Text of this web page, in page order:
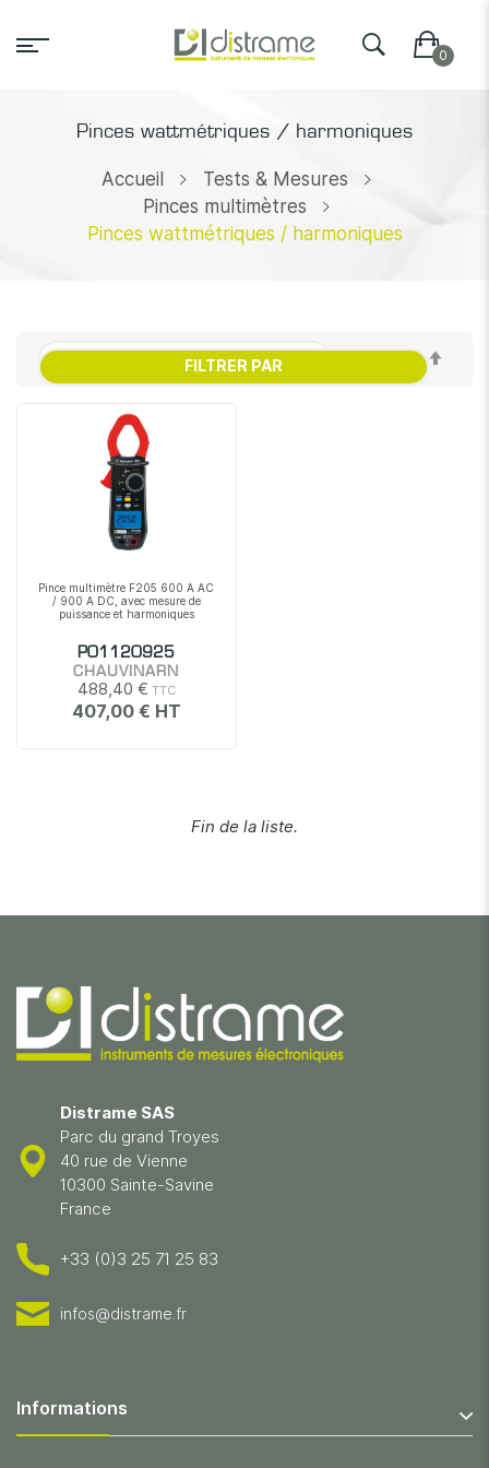
Pinces wattmétriques / harmoniques
Accueil
Tests & Mesures
Pinces multimètres
Pinces wattmétriques / harmoniques
Pince multimètre F205 600 A AC
/ 900 A DC, avec mesure de
puissance et harmoniques
P01120925
CHAUVINARN
488,40 €
407,00 €
Fin de la liste.
FILTRER PAR
Distrame SAS
Parc du grand Troyes
40 rue de Vienne
10300 Sainte-Savine
France
+33 (0)3 25 71 25 83
infos@distrame.fr
Informations